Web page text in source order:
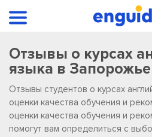
Отзывы о курсах
языка в Запорожье
Отзывы студентов о курсах
оценки качества обучения и
оценки качества обучения и
помогут вам определиться с